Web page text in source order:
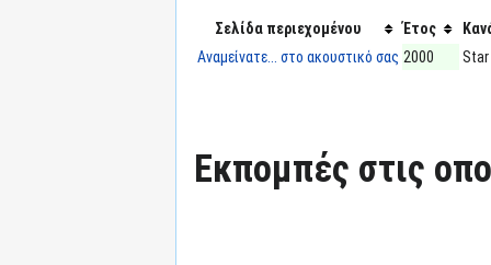
Σελίδα περιεχομένου Έτος
Αναμείνατε... στο ακουστικό σας 2000 Star
Εκπομπές στις